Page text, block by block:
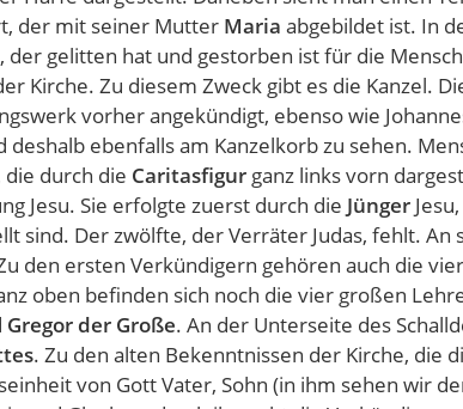
der mit seiner Mutter Maria abgebildet ist. In
, der gelitten hat und gestorben ist für die
Kirche. Zu diesem Zweck gibt es die Kanzel.
vorher angekündigt, ebenso wie
deshalb ebenfalls am Kanzelkorb zu sehen.
durch die Caritasfigur ganz links vorn
Jesu. Sie erfolgte zuerst durch die Jünger
sind. Der zwölfte, der Verräter Judas, fehlt. An
den ersten Verkündigern gehören auch die
oben befinden sich noch die vier großen
Gregor der Große. An der Unterseite des
. Zu den alten Bekenntnissen der Kirche, die
von Gott Vater, Sohn (in ihm sehen wir